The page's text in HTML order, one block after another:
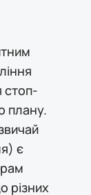
стоп-
плану.
є
різних